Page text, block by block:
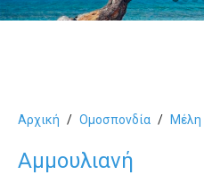
Αρχική Ομοσπονδία Μέλη
Αμμουλιανή